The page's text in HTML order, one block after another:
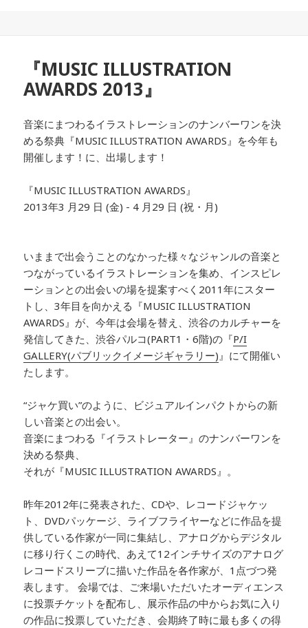
『MUSIC ILLUSTRATION
AWARDS 2013』
音楽にまつわるイラストレーションのナンバーワンを決
める祭典『MUSIC ILLUSTRATION AWARDS』を今年も
開催します！に、出場します！
『MUSIC ILLUSTRATION AWARDS』
2013年3 月29 日 (金) - 4 月29 日 (祝・月)
いままで出会うことのなかった様々なジャンルの音楽と
つながっているイラストレーションを集め、インスピレ
ーションとの出会いの場を提案すべく2011年にスター
トし、3年目を向かえる『MUSIC ILLUSTRATION
AWARDS』が、今年は会場を替え、渋谷のカルチャーを
発信してきた、渋谷パルコ(PART1・6階)の『P/I
GALLERY(パブリックイメージギャラリー)』にて開催い
たします。
“ジャケ買い”のように、ビジュアルインパクトからの新
しい音楽との出会い。
音楽にまつわる『イラストレーター』のナンバーワンを
決める祭典、
それが『MUSIC ILLUSTRATION AWARDS』。
昨年2012年に発表された、CDや、レコードジャケッ
ト、DVDパッケージ、ライブフライヤーなどに作品を提
供している作家が一同に集結し、アナログからデジタル
に移り行くこの時代、あえて12インチサイズのアナログ
レコードスリーブに描いた作品を各作家が、1点づつ発
表します。 会場では、ご来場いただいたオーディエンス
に投票チケットを配布し、展示作品の中からお気に入り
の作品に投票していただき、会期終了時に最も多くの得